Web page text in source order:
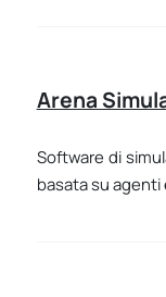
Arena
Software di
basata su